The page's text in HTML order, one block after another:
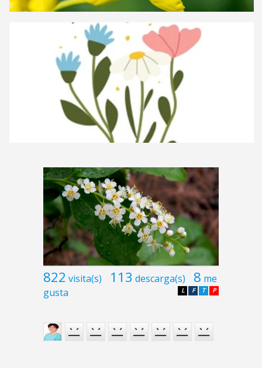
822 visita(s) 113 descarga(s) 8 me
gusta
P
T
F
L